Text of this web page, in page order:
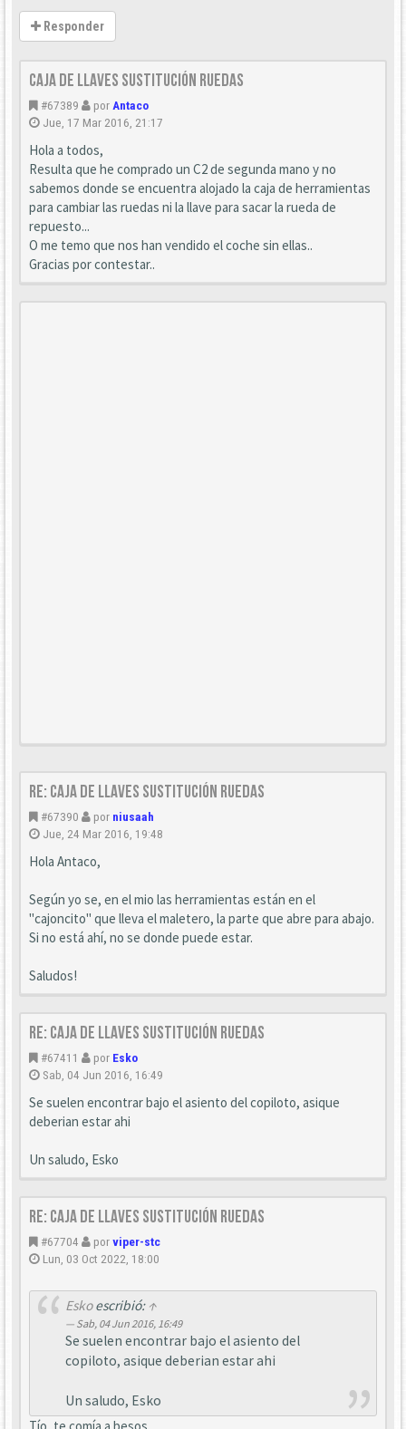
Responder
Caja de llaves sustitución ruedas
#67389 por Antaco
Jue, 17 Mar 2016, 21:17
Hola a todos,
Resulta que he comprado un C2 de segunda mano y no
sabemos donde se encuentra alojado la caja de herramientas
para cambiar las ruedas ni la llave para sacar la rueda de
repuesto...
O me temo que nos han vendido el coche sin ellas..
Gracias por contestar..
Re: Caja de llaves sustitución ruedas
#67390 por niusaah
Jue, 24 Mar 2016, 19:48
Hola Antaco,
Según yo se, en el mio las herramientas están en el
"cajoncito" que lleva el maletero, la parte que abre para abajo.
Si no está ahí, no se donde puede estar.
Saludos!
Re: Caja de llaves sustitución ruedas
#67411 por Esko
Sab, 04 Jun 2016, 16:49
Se suelen encontrar bajo el asiento del copiloto, asique
deberian estar ahi
Un saludo, Esko
Re: Caja de llaves sustitución ruedas
#67704 porviper-stc
Lun, 03 Oct 2022, 18:00
Eskoescribió: ↑
Sab, 04 Jun 2016, 16:49
Se suelen encontrar bajo el asiento del
copiloto, asique deberian estar ahi
Un saludo, Esko
Tío, te comía a besos.